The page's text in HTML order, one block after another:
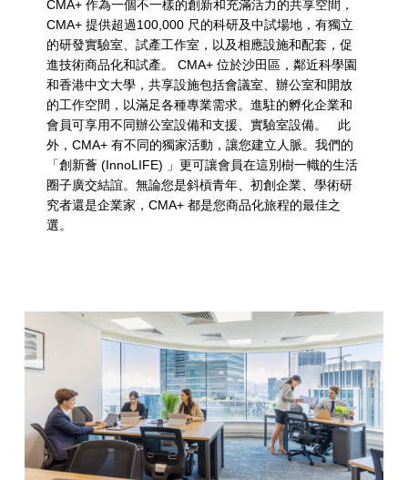
CMA+ 作為一個不一樣的創新和充滿活力的共享空間，
CMA+ 提供超過100,000 尺的科研及中試場地，有獨立
的研發實驗室、試產工作室，以及相應設施和配套，促
進技術商品化和試產。 CMA+ 位於沙田區，鄰近科學園
和香港中文大學，共享設施包括會議室、辦公室和開放
的工作空間，以滿足各種專業需求。進駐的孵化企業和
會員可享用不同辦公室設備和支援、實驗室設備。 此
外，CMA+ 有不同的獨家活動，讓您建立人脈。我們的
「創新薈 (InnoLIFE) 」更可讓會員在這別樹一幟的生活
圈子廣交結誼。無論您是斜槓青年、初創企業、學術研
究者還是企業家，CMA+ 都是您商品化旅程的最佳之
選。